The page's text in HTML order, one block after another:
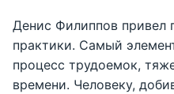
Денис Филиппов привел
практики. Самый
процесс трудоемок,
времени. Человеку,